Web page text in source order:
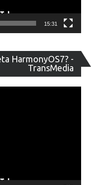
15:31
HarmonyOS7? -
TransMedia
de